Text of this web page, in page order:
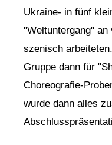
Ukraine- in fünf
"Weltuntergang"
szenisch
Gruppe dann für
Choreografie-
wurde dann alles